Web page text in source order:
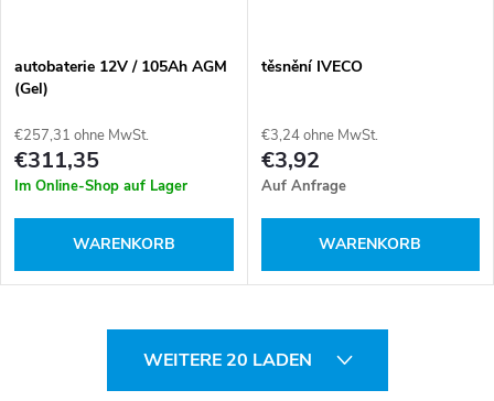
autobaterie 12V / 105Ah AGM
(Gel)
€257,31 ohne MwSt.
€311,35
Im Online-Shop auf Lager
WARENKORB
těsnění IVECO
€3,24 ohne MwSt.
€3,92
Auf Anfrage
WARENKORB
WEITERE 20 LADEN